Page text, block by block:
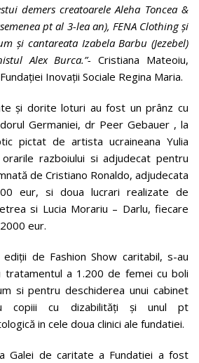
demers creatoarele Aleha Toncea &
pt al 3-lea an), FENA Clothing și
și cantareata Izabela Barbu (Jezebel)
Alex Burca.”-Cristiana Mateoiu,
Inovații Sociale Regina Maria.
și dorite loturi au fost un prânz cu
Germaniei, dr Peer Gebauer , la
pictat de artista ucraineana Yulia
razboiului si adjudecat pentru
de Cristiano Ronaldo, adjudecata
eur, si doua lucrari realizate de
si Lucia Morariu – Darlu, fiecare
eur.
de Fashion Show caritabil, s-au
a 1.200 de femei cu boli
si pentru deschiderea unui cabinet
copiii cu dizabilități și unul pt
in cele doua clinici ale fundatiei.
Galei de caritate a Fundatiei a fost